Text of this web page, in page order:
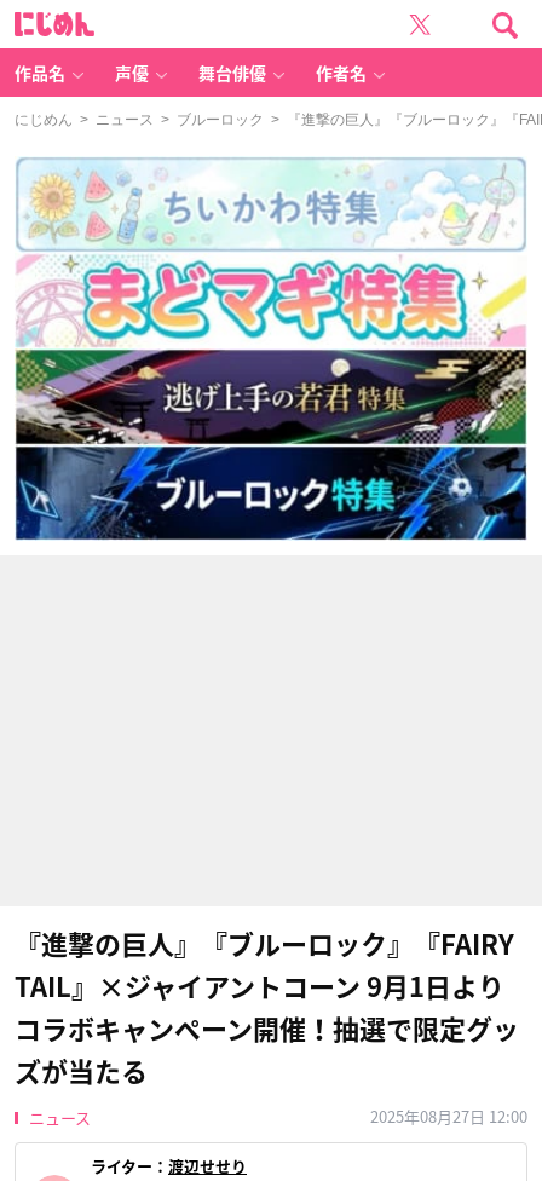
作品名 声優 舞台俳優 作者名
にじめん > ニュース > ブルーロック > 『進撃の巨人』『ブルーロック』『
『進撃の巨人』『ブルーロック』『FAIRY
TAIL』×ジャイアントコーン 9月1日より
コラボキャンペーン開催！抽選で限定グッ
ズが当たる
ニュース 2025年08月27日 12:00
ライター： 渡辺せせり